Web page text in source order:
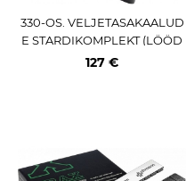
330-OS. VELJETASAKAALUD
E STARDIKOMPLEKT (LÖÖD
AVAD + LIIMITAVAD) JBM
127 €